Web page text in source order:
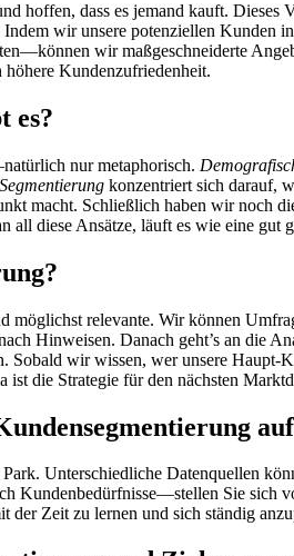
dass es jemand kauft. Dieses
wir unsere potenziellen Kunden
wir maßgeschneiderte
höhere Kundenzufriedenheit.
es?
nur metaphorisch.
konzentriert sich darauf,
macht. Schließlich haben wir noch
diese Ansätze, läuft es wie eine gut
möglichst relevante. Wir können
Hinweisen. Danach geht’s an die
wir wissen, wer unsere Haupt-
die Strategie für den nächsten
Unterschiedliche Datenquellen
Kundenbedürfnisse—stellen Sie sich
Zeit zu lernen und sich ständig